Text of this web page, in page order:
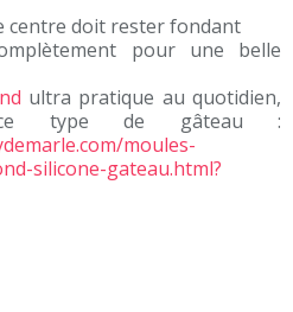
centre doit rester fondant
pour une belle
ultra pratique au quotidien,
type de gâteau :
moules-
silicone-gateau.html?